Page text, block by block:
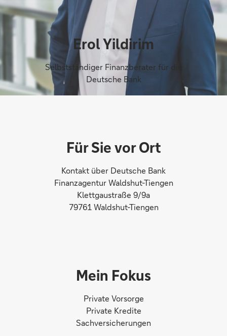
Erol Yildirim
Selbstständiger Finanzberater für die
Deutsche Bank
Für Sie vor Ort
Kontakt über Deutsche Bank
Finanzagentur Waldshut-Tiengen
Klettgaustraße 9/9a
79761 Waldshut-Tiengen
Mein Fokus
Private Vorsorge
Private Kredite
Sachversicherungen